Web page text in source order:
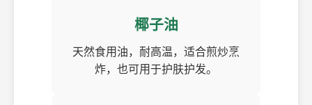
椰子油
天然食用油，耐高温，适合煎炒烹
炸，也可用于护肤护发。